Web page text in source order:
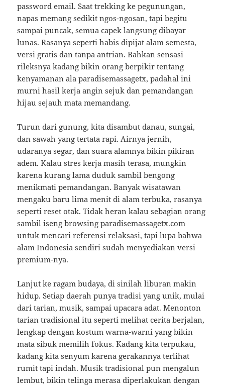
password email. Saat trekking ke pegunungan,
napas memang sedikit ngos-ngosan, tapi begitu
sampai puncak, semua capek langsung dibayar
lunas. Rasanya seperti habis dipijat alam semesta,
versi gratis dan tanpa antrian. Bahkan sensasi
rileksnya kadang bikin orang berpikir tentang
kenyamanan ala paradisemassagetx, padahal ini
murni hasil kerja angin sejuk dan pemandangan
hijau sejauh mata memandang.
Turun dari gunung, kita disambut danau, sungai,
dan sawah yang tertata rapi. Airnya jernih,
udaranya segar, dan suara alamnya bikin pikiran
adem. Kalau stres kerja masih terasa, mungkin
karena kurang lama duduk sambil bengong
menikmati pemandangan. Banyak wisatawan
mengaku baru lima menit di alam terbuka, rasanya
seperti reset otak. Tidak heran kalau sebagian orang
sambil iseng browsing paradisemassagetx.com
untuk mencari referensi relaksasi, tapi lupa bahwa
alam Indonesia sendiri sudah menyediakan versi
premium-nya.
Lanjut ke ragam budaya, di sinilah liburan makin
hidup. Setiap daerah punya tradisi yang unik, mulai
dari tarian, musik, sampai upacara adat. Menonton
tarian tradisional itu seperti melihat cerita berjalan,
lengkap dengan kostum warna-warni yang bikin
mata sibuk memilih fokus. Kadang kita terpukau,
kadang kita senyum karena gerakannya terlihat
rumit tapi indah. Musik tradisional pun mengalun
lembut, bikin telinga merasa diperlakukan dengan